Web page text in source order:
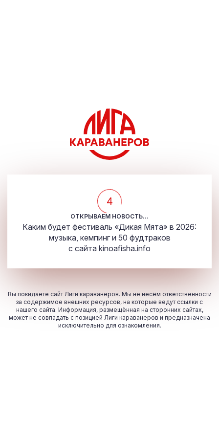
4
ОТКРЫВАЕМ НОВОСТЬ...
Каким будет фестиваль «Дикая Мята» в 2026:
музыка, кемпинг и 50 фудтраков
с сайта kinoafisha.info
Вы покидаете сайт Лиги караванеров. Мы не несём ответственности
за содержимое внешних ресурсов, на которые ведут ссылки с
нашего сайта. Информация, размещённая на сторонних сайтах,
может не совпадать с позицией Лиги караванеров и предназначена
исключительно для ознакомления.